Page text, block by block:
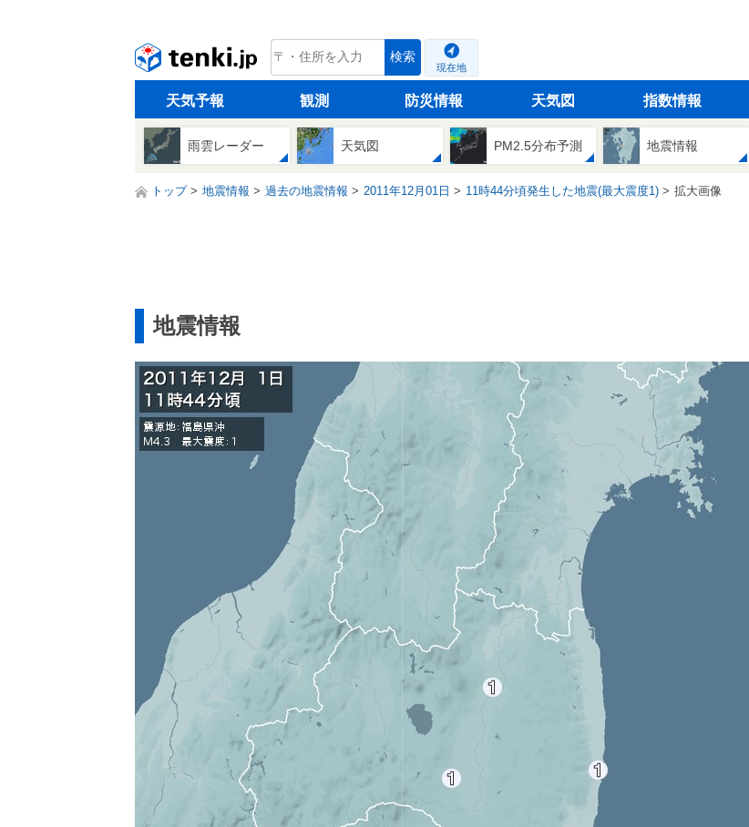
tenki.jp 検索
現在地
天気予報 観測 防災情報 天気図 指数情報
雨雲レーダー 天気図 PM2.5分布予測 地震情報
トップ 地震情報 過去の地震情報 2011年12月01日 11時44分頃発生した地震(最大震度1) 拡大画像
地震情報